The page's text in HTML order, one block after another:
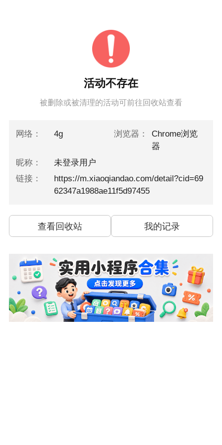
活动不存在
被删除或被清理的活动可前往回收站查看
网络： 4g 浏览器：
Chrome浏览
器
昵称：
未登录用户
链接：
https://m.xiaoqiandao.com/detail?cid=69
62347a1988ae11f5d97455
查看回收站 我的记录